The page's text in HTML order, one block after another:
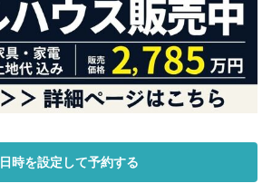
日時を設定して予約する